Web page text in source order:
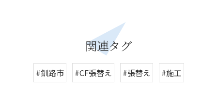
関連タグ
#釧路市 #CF張替え #張替え #施工